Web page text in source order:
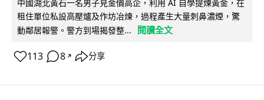
中國湖北黃石一名男子見金價高企，利用 AI 自學提煉黃金，在
租住單位私設高壓爐及作坊冶煉，過程產生大量刺鼻濃煙，驚
動鄰居報警。警方到場揭發整...
閱讀全文
113 8 ↗ 分享